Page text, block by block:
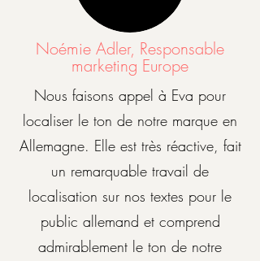
Noémie Adler, Responsable
marketing Europe
Nous faisons appel à Eva pour
localiser le ton de notre marque en
Allemagne. Elle est très réactive, fait
un remarquable travail de
localisation sur nos textes pour le
public allemand et comprend
admirablement le ton de notre